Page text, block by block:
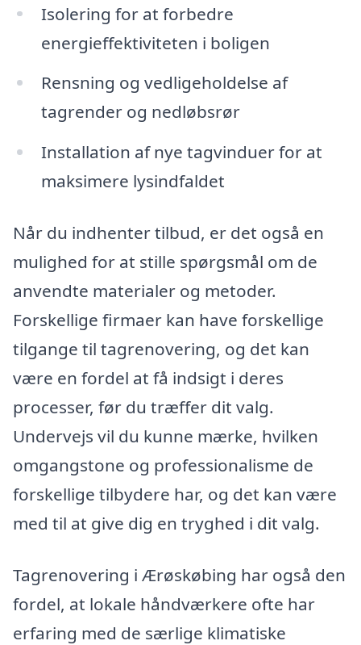
Isolering for at forbedre
energieffektiviteten i boligen
Rensning og vedligeholdelse af
tagrender og nedløbsrør
Installation af nye tagvinduer for at
maksimere lysindfaldet
Når du indhenter tilbud, er det også en
mulighed for at stille spørgsmål om de
anvendte materialer og metoder.
Forskellige firmaer kan have forskellige
tilgange til tagrenovering, og det kan
være en fordel at få indsigt i deres
processer, før du træffer dit valg.
Undervejs vil du kunne mærke, hvilken
omgangstone og professionalisme de
forskellige tilbydere har, og det kan være
med til at give dig en tryghed i dit valg.
Tagrenovering i Ærøskøbing har også den
fordel, at lokale håndværkere ofte har
erfaring med de særlige klimatiske